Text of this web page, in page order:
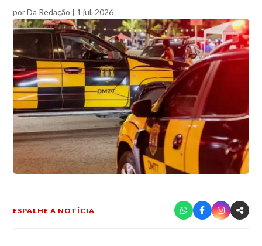
porDa Redação | 1 jul, 2026
ESPALHE A NOTÍCIA